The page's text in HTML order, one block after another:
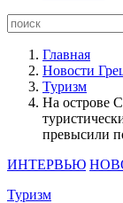
Главная
Новости
Туризм
На острове
превысили
ИНТЕРВЬЮ
Туризм